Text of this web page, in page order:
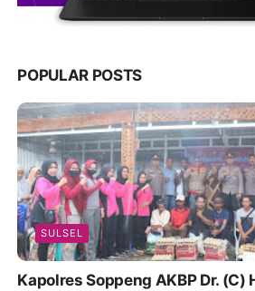
POPULAR POSTS
SULSEL
Kapolres Soppeng AKBP Dr. (C)